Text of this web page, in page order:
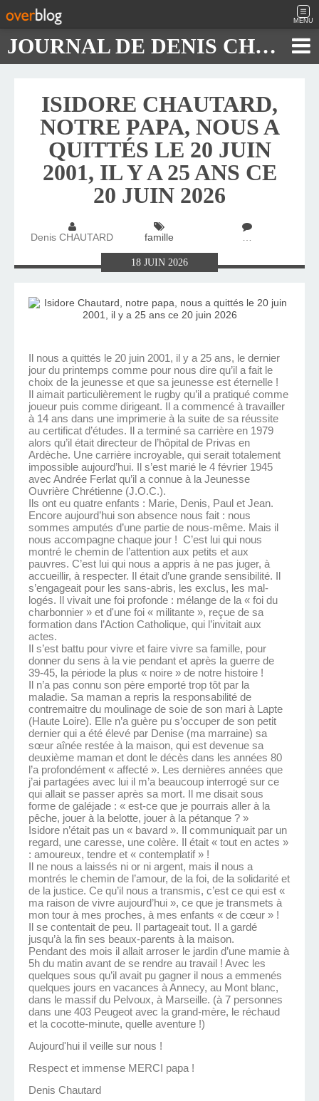
MENU
JOURNAL DE DENIS CHAUTARD
ISIDORE CHAUTARD,
NOTRE PAPA, NOUS A
QUITTÉS LE 20 JUIN
2001, IL Y A 25 ANS CE
20 JUIN 2026
Denis CHAUTARD famille …
18 JUIN 2026
Il nous a quittés le 20 juin 2001, il y a 25 ans, le dernier
jour du printemps comme pour nous dire qu’il a fait le
choix de la jeunesse et que sa jeunesse est éternelle !
Il aimait particulièrement le rugby qu’il a pratiqué comme
joueur puis comme dirigeant. Il a commencé à travailler
à 14 ans dans une imprimerie à la suite de sa réussite
au certificat d’études. Il a terminé sa carrière en 1979
alors qu’il était directeur de l’hôpital de Privas en
Ardèche. Une carrière incroyable, qui serait totalement
impossible aujourd’hui. Il s’est marié le 4 février 1945
avec Andrée Ferlat qu’il a connue à la Jeunesse
Ouvrière Chrétienne (J.O.C.).
Ils ont eu quatre enfants : Marie, Denis, Paul et Jean.
Encore aujourd’hui son absence nous fait : nous
sommes amputés d’une partie de nous-même. Mais il
nous accompagne chaque jour ! C’est lui qui nous
montré le chemin de l’attention aux petits et aux
pauvres. C’est lui qui nous a appris à ne pas juger, à
accueillir, à respecter. Il était d’une grande sensibilité. Il
s’engageait pour les sans-abris, les exclus, les mal-
logés. Il vivait une foi profonde : mélange de la « foi du
charbonnier » et d'une foi « militante », reçue de sa
formation dans l’Action Catholique, qui l’invitait aux
actes.
Il s’est battu pour vivre et faire vivre sa famille, pour
donner du sens à la vie pendant et après la guerre de
39-45, la période la plus « noire » de notre histoire !
Il n’a pas connu son père emporté trop tôt par la
maladie. Sa maman a repris la responsabilité de
contremaitre du moulinage de soie de son mari à Lapte
(Haute Loire). Elle n’a guère pu s’occuper de son petit
dernier qui a été élevé par Denise (ma marraine) sa
sœur aînée restée à la maison, qui est devenue sa
deuxième maman et dont le décès dans les années 80
l’a profondément « affecté ». Les dernières années que
j’ai partagées avec lui il m’a beaucoup interrogé sur ce
qui allait se passer après sa mort. Il me disait sous
forme de galéjade : « est-ce que je pourrais aller à la
pêche, jouer à la belotte, jouer à la pétanque ? »
Isidore n’était pas un « bavard ». Il communiquait par un
regard, une caresse, une colère. Il était « tout en actes »
: amoureux, tendre et « contemplatif » !
Il ne nous a laissés ni or ni argent, mais il nous a
montrés le chemin de l’amour, de la foi, de la solidarité et
de la justice. Ce qu’il nous a transmis, c’est ce qui est «
ma raison de vivre aujourd’hui », ce que je transmets à
mon tour à mes proches, à mes enfants « de cœur » !
Il se contentait de peu. Il partageait tout. Il a gardé
jusqu’à la fin ses beaux-parents à la maison.
Pendant des mois il allait arroser le jardin d’une mamie à
5h du matin avant de se rendre au travail ! Avec les
quelques sous qu’il avait pu gagner il nous a emmenés
quelques jours en vacances à Annecy, au Mont blanc,
dans le massif du Pelvoux, à Marseille. (à 7 personnes
dans une 403 Peugeot avec la grand-mère, le réchaud
et la cocotte-minute, quelle aventure !)
Aujourd'hui il veille sur nous !
Respect et immense MERCI papa !
Denis Chautard